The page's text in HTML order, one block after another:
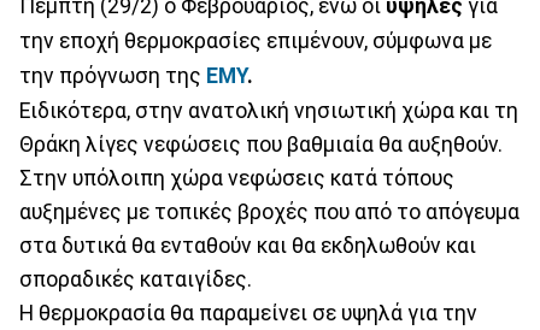
Πέμπτη (29/2) ο Φεβρουάριος, ενώ οι υψηλές για
την εποχή θερμοκρασίες επιμένουν, σύμφωνα με
την πρόγνωση της ΕΜΥ.
Ειδικότερα, στην ανατολική νησιωτική χώρα και τη
Θράκη λίγες νεφώσεις που βαθμιαία θα αυξηθούν.
Στην υπόλοιπη χώρα νεφώσεις κατά τόπους
αυξημένες με τοπικές βροχές που από το απόγευμα
στα δυτικά θα ενταθούν και θα εκδηλωθούν και
σποραδικές καταιγίδες.
Η θερμοκρασία θα παραμείνει σε υψηλά για την